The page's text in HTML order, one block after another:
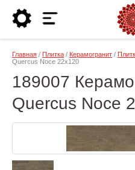
Главная / Плитка / Керамогранит /
Quercus Noce 22х120
189007
Quercus Noce